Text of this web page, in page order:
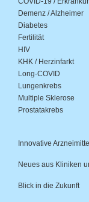
Demenz / Alzheimer
Diabetes
Fertilität
HIV
KHK / Herzinfarkt
Long-COVID
Lungenkrebs
Multiple Sklerose
Prostatakrebs
Innovative
Neues aus Kliniken
Blick in die Zukunft